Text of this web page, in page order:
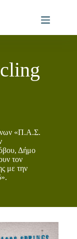
«Π.Α.Σ.
Δήμο
τον
με την